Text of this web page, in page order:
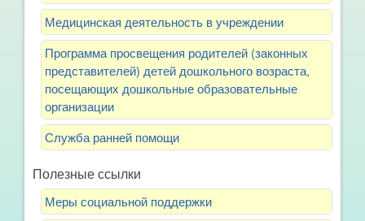
Медицинская деятельность в учреждении
Программа просвещения родителей (законных
представителей) детей дошкольного возраста,
посещающих дошкольные образовательные
организации
Служба ранней помощи
Полезные ссылки
Меры социальной поддержки